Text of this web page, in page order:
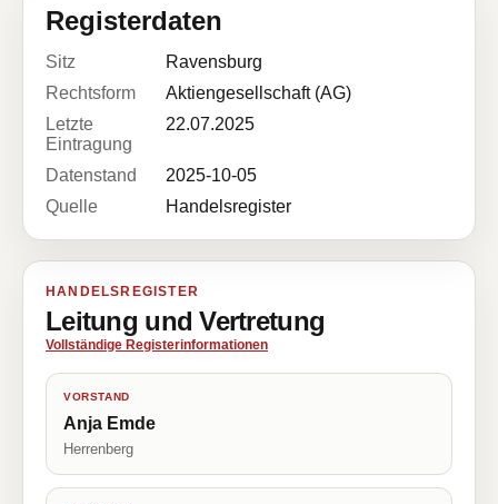
Registerdaten
Sitz
Ravensburg
Rechtsform
Aktiengesellschaft (AG)
Letzte
Eintragung
22.07.2025
Datenstand
2025-10-05
Quelle
Handelsregister
HANDELSREGISTER
Leitung und Vertretung
Vollständige Registerinformationen
VORSTAND
Anja Emde
Herrenberg